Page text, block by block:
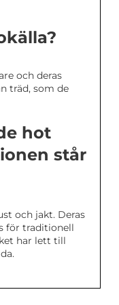
och deras
träd, som de
hot
står
och jakt. Deras
för traditionell
har lett till